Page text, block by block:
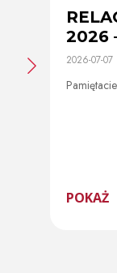
2026
2026-07-07
POKAŻ